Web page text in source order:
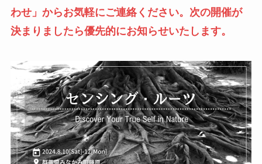
わせ」からお気軽にご連絡ください。次の開催が
決まりましたら優先的にお知らせいたします。